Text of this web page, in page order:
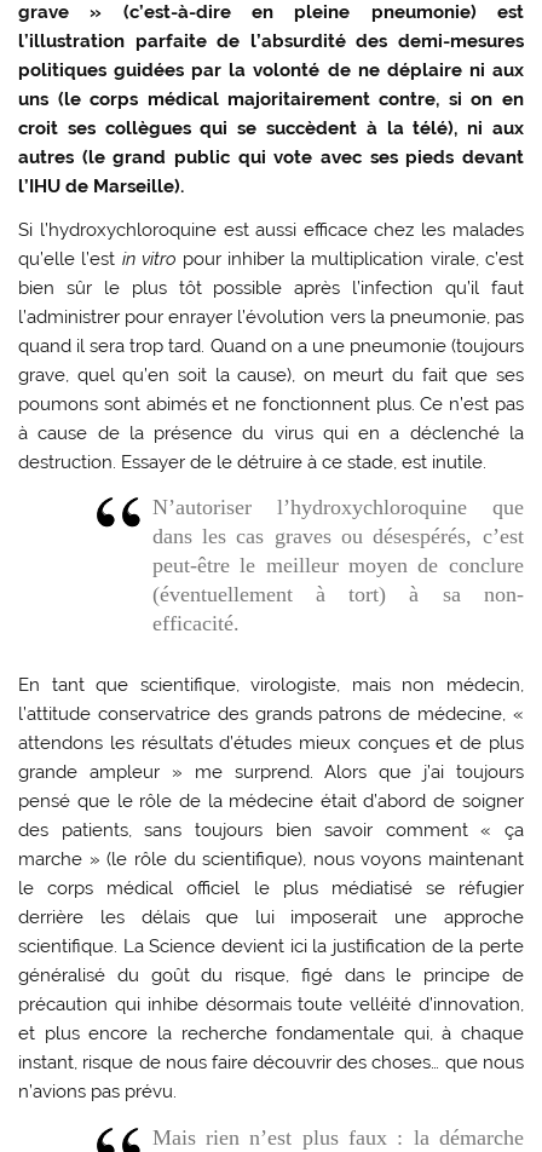
grave » (c’est-à-dire en pleine pneumonie) est
l’illustration parfaite de l’absurdité des demi-mesures
politiques guidées par la volonté de ne déplaire ni aux
uns (le corps médical majoritairement contre, si on en
croit ses collègues qui se succèdent à la télé), ni aux
autres (le grand public qui vote avec ses pieds devant
l’IHU de Marseille).
Si l’hydroxychloroquine est aussi efficace chez les malades
qu’elle l’est in vitro pour inhiber la multiplication virale, c’est
bien sûr le plus tôt possible après l’infection qu’il faut
l’administrer pour enrayer l’évolution vers la pneumonie, pas
quand il sera trop tard. Quand on a une pneumonie (toujours
grave, quel qu’en soit la cause), on meurt du fait que ses
poumons sont abimés et ne fonctionnent plus. Ce n’est pas
à cause de la présence du virus qui en a déclenché la
destruction. Essayer de le détruire à ce stade, est inutile.
N’autoriser l’hydroxychloroquine que
dans les cas graves ou désespérés, c’est
peut-être le meilleur moyen de conclure
(éventuellement à tort) à sa non-
efficacité.
En tant que scientifique, virologiste, mais non médecin,
l’attitude conservatrice des grands patrons de médecine, «
attendons les résultats d’études mieux conçues et de plus
grande ampleur » me surprend. Alors que j’ai toujours
pensé que le rôle de la médecine était d’abord de soigner
des patients, sans toujours bien savoir comment « ça
marche » (le rôle du scientifique), nous voyons maintenant
le corps médical officiel le plus médiatisé se réfugier
derrière les délais que lui imposerait une approche
scientifique. La Science devient ici la justification de la perte
généralisé du goût du risque, figé dans le principe de
précaution qui inhibe désormais toute velléité d’innovation,
et plus encore la recherche fondamentale qui, à chaque
instant, risque de nous faire découvrir des choses… que nous
n’avions pas prévu.
Mais rien n’est plus faux : la démarche